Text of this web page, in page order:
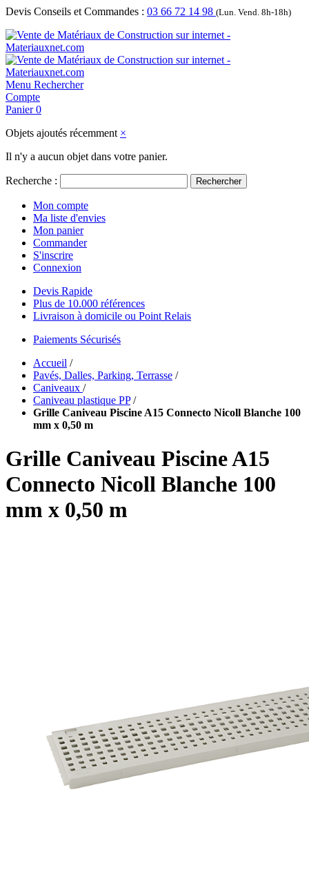
Devis Conseils et Commandes : 03 66 72 14 98 (Lun. Vend. 8h-18h)
Menu Rechercher
Compte
Panier 0
Objets ajoutés récemment ×
Il n'y a aucun objet dans votre panier.
Recherche : Rechercher
Mon compte
Ma liste d'envies
Mon panier
Commander
S'inscrire
Connexion
Devis Rapide
Plus de 10.000 références
Livraison à domicile ou Point Relais
Paiements Sécurisés
Accueil /
Pavés, Dalles, Parking, Terrasse /
Caniveaux /
Caniveau plastique PP /
Grille Caniveau Piscine A15 Connecto Nicoll Blanche 100
mm x 0,50 m
Grille Caniveau Piscine A15
Connecto Nicoll Blanche 100
mm x 0,50 m